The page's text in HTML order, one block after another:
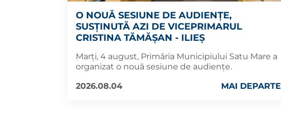
O NOUĂ SESIUNE DE AUDIENȚE,
SUSȚINUTĂ AZI DE VICEPRIMARUL
CRISTINA TĂMĂȘAN - ILIEȘ
Marți, 4 august, Primăria Municipiului Satu Mare a
organizat o nouă sesiune de audiențe.
2026.08.04
MAI DEPARTE